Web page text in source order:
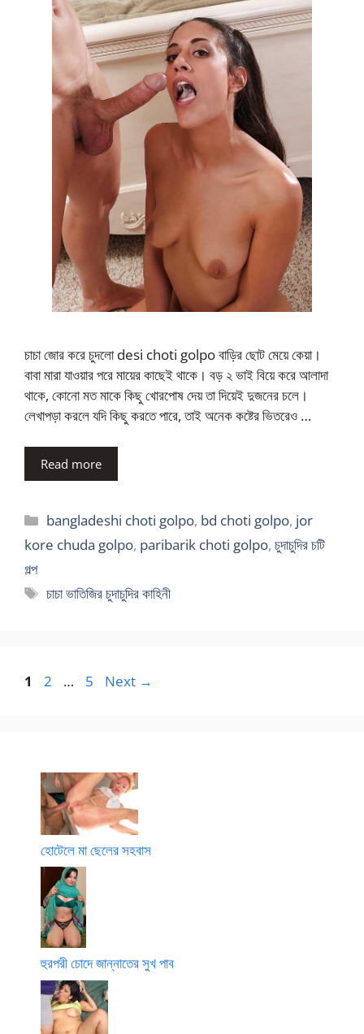
চাচা জোর করে চুদলো desi choti golpo বাড়ির ছোট মেয়ে কেয়া।
বাবা মারা যাওয়ার পরে মায়ের কাছেই থাকে। বড় ২ ভাই বিয়ে করে আলাদা
থাকে, কোনো মত মাকে কিছু খোরপোষ দেয় তা দিয়েই দুজনের চলে।
লেখাপড়া করলে যদি কিছু করতে পারে, তাই অনেক কষ্টের ভিতরেও …
Read more
Categories
bangladeshi choti golpo, bd choti golpo, jor
kore chuda golpo, paribarik choti golpo, চুদাচুদির চটি
গল্প
Tags
চাচা ভাতিজির চুদাচুদির কাহিনী
Page
1 Page
2 … Page
5 Next →
হোটেলে মা ছেলের সহবাস
হুরপরী চোদে জান্নাতের সুখ পাব